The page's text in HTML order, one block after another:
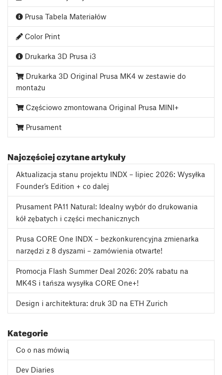
Prusa Tabela Materiałów
Color Print
Drukarka 3D Prusa i3
Drukarka 3D Original Prusa MK4 w zestawie do
montażu
Częściowo zmontowana Original Prusa MINI+
Prusament
Najczęściej czytane artykuły
Aktualizacja stanu projektu INDX – lipiec 2026: Wysyłka
Founder’s Edition + co dalej
Prusament PA11 Natural: Idealny wybór do drukowania
kół zębatych i części mechanicznych
Prusa CORE One INDX – bezkonkurencyjna zmienarka
narzędzi z 8 dyszami – zamówienia otwarte!
Promocja Flash Summer Deal 2026: 20% rabatu na
MK4S i tańsza wysyłka CORE One+!
Design i architektura: druk 3D na ETH Zurich
Kategorie
Co o nas mówią
Dev Diaries